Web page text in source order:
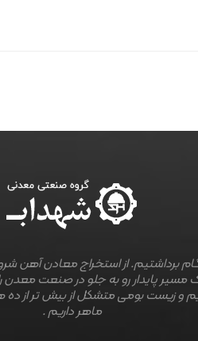
برداشتیم. از استخراج معادن آهن
مسیر پایدار رو به جلو در صنعت معدن
و زیست بومی متشکل از بیش تر از ده
ماهر داریم .